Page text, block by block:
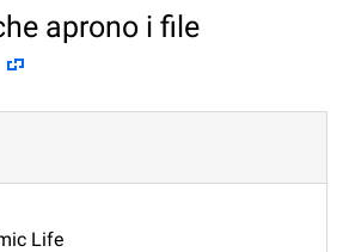
aprono i file
Life